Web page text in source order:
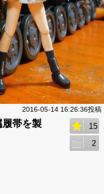
2016-05-14 16:26:36投稿
帯を製
15
2